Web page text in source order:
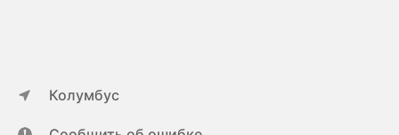
Колумбус